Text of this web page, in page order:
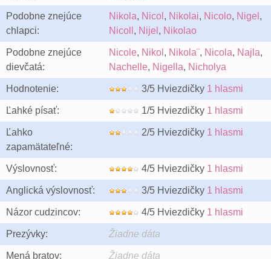
Podobne znejúce
chlapci:
Nikola, Nicol , Nikolai, Nicolo, Nigel ,
Nicoll , Nijel , Nikolao
Podobne znejúce
dievčatá:
Nicole, Nikol , Nikola¨, Nicola, Najla,
Nachelle, Nigella, Nicholya
Hodnotenie: 3/5 Hviezdičky 1 hlasmi
Ľahké písať: 1/5 Hviezdičky 1 hlasmi
Ľahko
zapamätateľné:
2/5 Hviezdičky 1 hlasmi
Výslovnosť: 4/5 Hviezdičky 1 hlasmi
Anglická výslovnosť: 3/5 Hviezdičky 1 hlasmi
Názor cudzincov: 4/5 Hviezdičky 1 hlasmi
Prezývky: Žiadne dáta
Mená bratov: Žiadne dáta